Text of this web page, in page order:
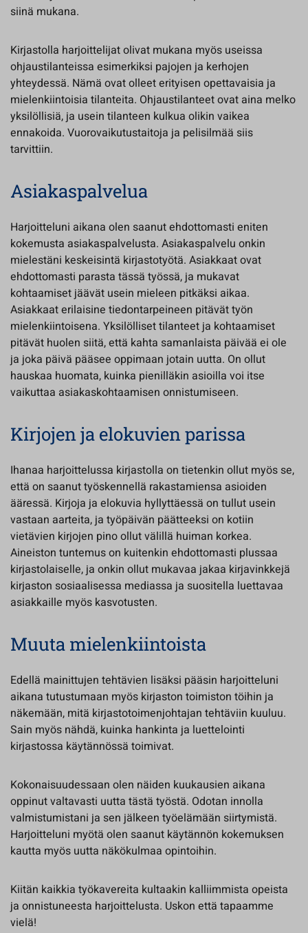
siinä mukana.
Kirjastolla harjoittelijat olivat mukana myös useissa
ohjaustilanteissa esimerkiksi pajojen ja kerhojen
yhteydessä. Nämä ovat olleet erityisen opettavaisia ja
mielenkiintoisia tilanteita. Ohjaustilanteet ovat aina melko
yksilöllisiä, ja usein tilanteen kulkua olikin vaikea
ennakoida. Vuorovaikutustaitoja ja pelisilmää siis
tarvittiin.
Asiakaspalvelua
Harjoitteluni aikana olen saanut ehdottomasti eniten
kokemusta asiakaspalvelusta. Asiakaspalvelu onkin
mielestäni keskeisintä kirjastotyötä. Asiakkaat ovat
ehdottomasti parasta tässä työssä, ja mukavat
kohtaamiset jäävät usein mieleen pitkäksi aikaa.
Asiakkaat erilaisine tiedontarpeineen pitävät työn
mielenkiintoisena. Yksilölliset tilanteet ja kohtaamiset
pitävät huolen siitä, että kahta samanlaista päivää ei ole
ja joka päivä pääsee oppimaan jotain uutta. On ollut
hauskaa huomata, kuinka pienilläkin asioilla voi itse
vaikuttaa asiakaskohtaamisen onnistumiseen.
Kirjojen ja elokuvien parissa
Ihanaa harjoittelussa kirjastolla on tietenkin ollut myös se,
että on saanut työskennellä rakastamiensa asioiden
ääressä. Kirjoja ja elokuvia hyllyttäessä on tullut usein
vastaan aarteita, ja työpäivän päätteeksi on kotiin
vietävien kirjojen pino ollut välillä huiman korkea.
Aineiston tuntemus on kuitenkin ehdottomasti plussaa
kirjastolaiselle, ja onkin ollut mukavaa jakaa kirjavinkkejä
kirjaston sosiaalisessa mediassa ja suositella luettavaa
asiakkaille myös kasvotusten.
Muuta mielenkiintoista
Edellä mainittujen tehtävien lisäksi pääsin harjoitteluni
aikana tutustumaan myös kirjaston toimiston töihin ja
näkemään, mitä kirjastotoimenjohtajan tehtäviin kuuluu.
Sain myös nähdä, kuinka hankinta ja luettelointi
kirjastossa käytännössä toimivat.
Kokonaisuudessaan olen näiden kuukausien aikana
oppinut valtavasti uutta tästä työstä. Odotan innolla
valmistumistani ja sen jälkeen työelämään siirtymistä.
Harjoitteluni myötä olen saanut käytännön kokemuksen
kautta myös uutta näkökulmaa opintoihin.
Kiitän kaikkia työkavereita kultaakin kalliimmista opeista
ja onnistuneesta harjoittelusta. Uskon että tapaamme
vielä!